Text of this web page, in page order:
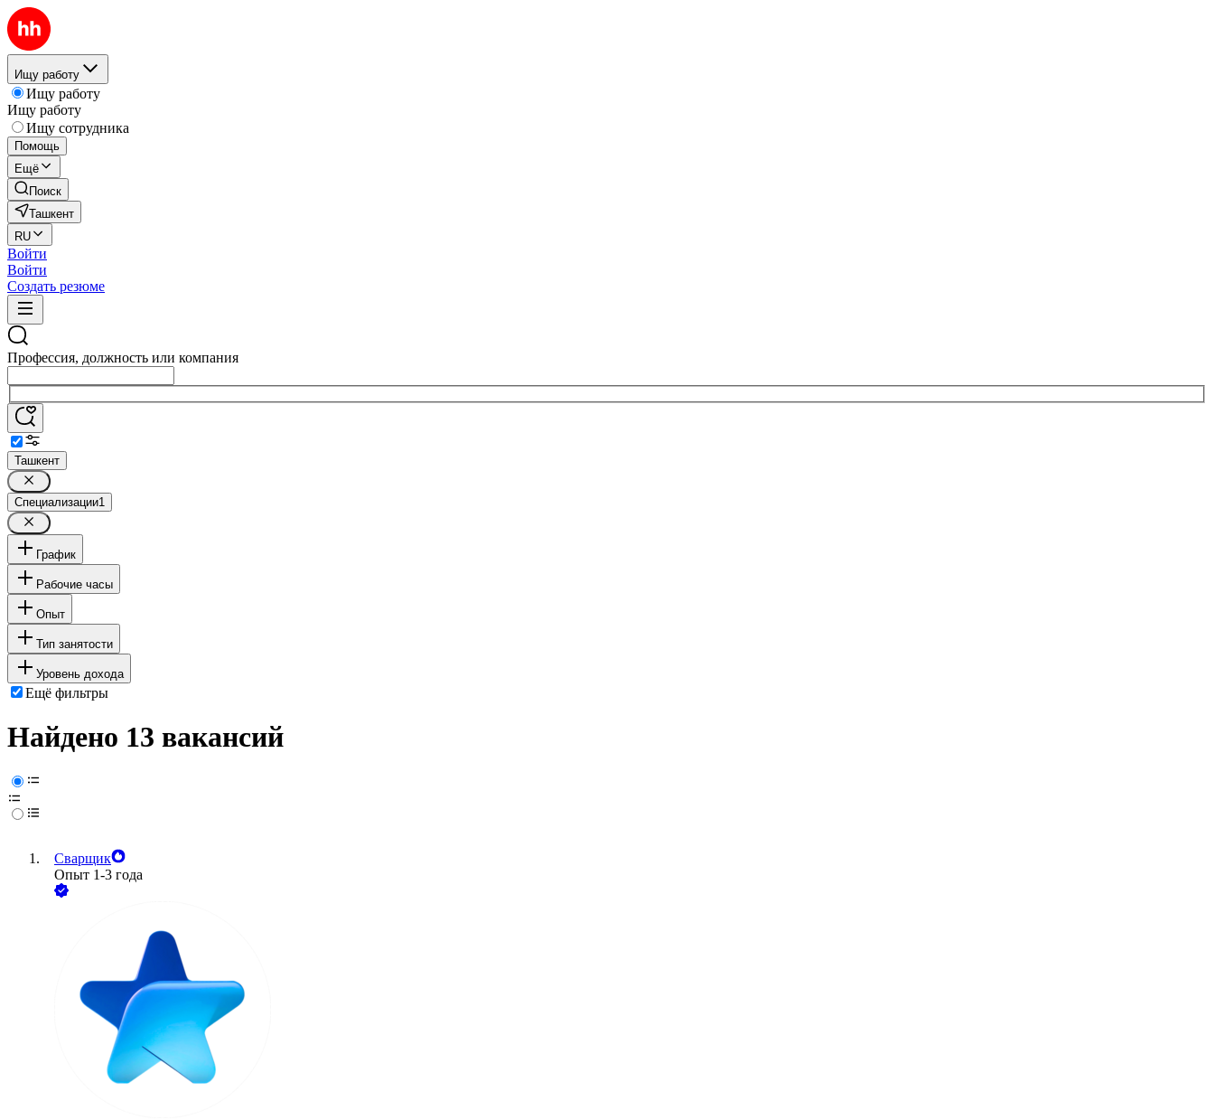
Ищу работу
Ищу работу
Ищу работу
Ищу сотрудника
Помощь
Ещё
Поиск
Ташкент
RU
Войти
Войти
Создать резюме
Профессия, должность или компания
Ташкент
Специализации1
График
Рабочие часы
Опыт
Тип занятости
Уровень дохода
Ещё фильтры
Найдено 13 вакансий
Сварщик
Опыт 1-3 года